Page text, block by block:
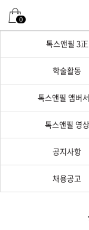
0
톡스앤필 3正
학술활동
톡스앤필 앰버
톡스앤필 영상
공지사항
채용공고